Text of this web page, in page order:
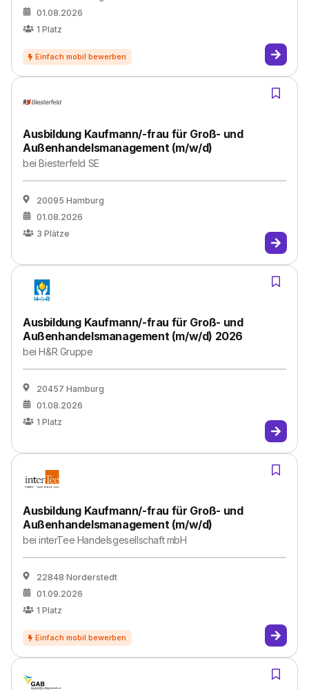
01.08.2026
1 Platz
Ausbildung Kaufmann/-frau für Groß- und
Außenhandelsmanagement (m/w/d)
beiBiesterfeld SE
20095 Hamburg
01.08.2026
3 Plätze
Ausbildung Kaufmann/-frau für Groß- und
Außenhandelsmanagement (m/w/d) 2026
beiH&R Gruppe
20457 Hamburg
01.08.2026
1 Platz
Ausbildung Kaufmann/-frau für Groß- und
Außenhandelsmanagement (m/w/d)
beiinterTee Handelsgesellschaft mbH
22848 Norderstedt
01.09.2026
1 Platz